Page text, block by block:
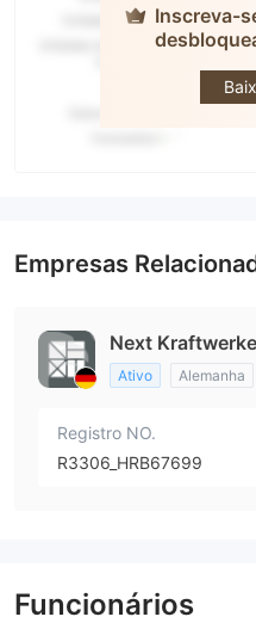
Inscreva-
Empresas
Next
Ativo Alemanha
Registro NO.
R3306_HRB67699
Funcionários